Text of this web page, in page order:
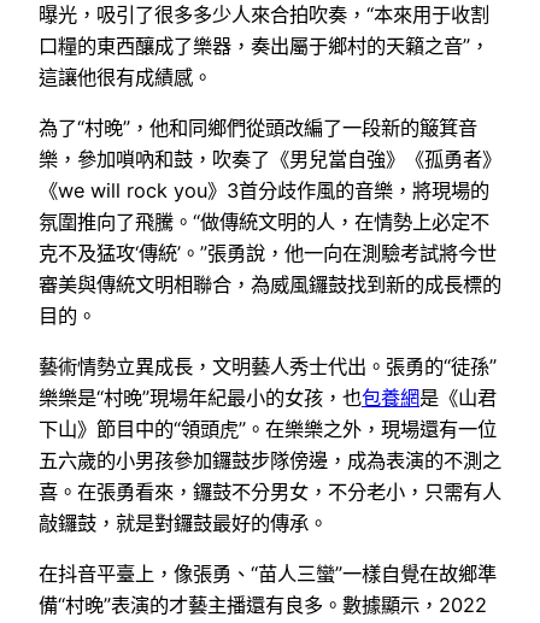
曝光，吸引了很多多少人來合拍吹奏，“本來用于收割
口糧的東西釀成了樂器，奏出屬于鄉村的天籟之音”，
這讓他很有成績感。
為了“村晚”，他和同鄉們從頭改編了一段新的簸箕音
樂，參加嗩吶和鼓，吹奏了《男兒當自強》《孤勇者》
《we will rock you》3首分歧作風的音樂，將現場的
氛圍推向了飛騰。“做傳統文明的人，在情勢上必定不
克不及猛攻‘傳統’。”張勇說，他一向在測驗考試將今世
審美與傳統文明相聯合，為威風鑼鼓找到新的成長標的
目的。
藝術情勢立異成長，文明藝人秀士代出。張勇的“徒孫”
樂樂是“村晚”現場年紀最小的女孩，也包養網是《山君
下山》節目中的“領頭虎”。在樂樂之外，現場還有一位
五六歲的小男孩參加鑼鼓步隊傍邊，成為表演的不測之
喜。在張勇看來，鑼鼓不分男女，不分老小，只需有人
敲鑼鼓，就是對鑼鼓最好的傳承。
在抖音平臺上，像張勇、“苗人三蠻”一樣自覺在故鄉準
備“村晚”表演的才藝主播還有良多。數據顯示，2022